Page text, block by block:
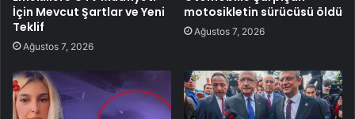
İçin Mevcut Şartlar ve Yeni
Teklif
Ağustos 7, 2026
motosikletin sürücüsü öldü
Ağustos 7, 2026